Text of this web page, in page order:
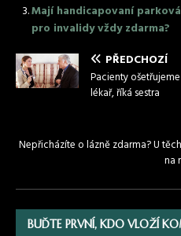
Mají handicapovaní
pro invalidy vždy zdarma?
PŘEDCHOZÍ
Pacienty
lékař, říká sestra
Nepřicházíte o lázně zdarma? U
na
BUĎTE PRVNÍ, KDO VLOŽÍ